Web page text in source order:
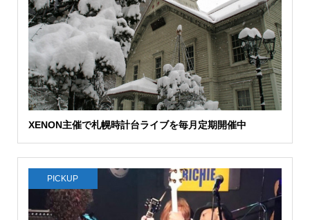
XENON主催で札幌時計台ライブを毎月定期開催中
PICKUP